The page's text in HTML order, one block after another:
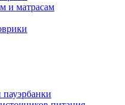
и матрасам